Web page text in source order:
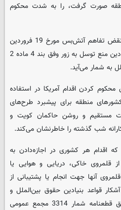
صورت گرفت، را به شدت محکوم
این اقدامات تجاوزکارانه نه تنها نقض تفاهم آتش‌بس مورخ 19 فروردین
است بلکه نقض فاحش اصل بنیادین منع توسل به زور وفق بند 4 ماده 2
به شمار می‌آید.
کردن اقدام آمریکا در استفاده
منطقه برای پیشبرد طرح‌های
مستقیم و روشن حاکمان کویت و
شب گذشته را خاطرنشان می‌کند.
اقدام هر کشوری در اجازه‌دادن به
قلمروی خاکی، دریایی و هوایی یا
آنها جهت انجام یا پشتیبانی از
قواعد بنیادین حقوق بین‌الملل و
اصل حسن همجواری بوده و وفق قطعنامه شمار 3314 مجمع عمومی